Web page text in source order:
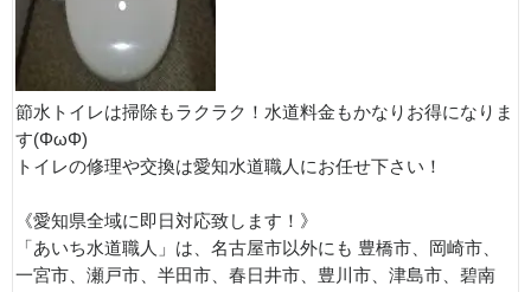
節水トイレは掃除もラクラク！水道料金もかなりお得になりま
す(ΦωΦ)
トイレの修理や交換は愛知水道職人にお任せ下さい！
《愛知県全域に即日対応致します！》
「あいち水道職人」は、名古屋市以外にも 豊橋市、岡崎市、
一宮市、瀬戸市、半田市、春日井市、豊川市、津島市、碧南